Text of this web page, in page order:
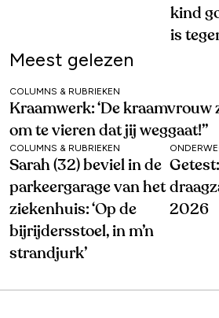
kind
is
Meest gelezen
COLUMNS & RUBRIEKEN
Kraamwerk: ‘De kraamvrouw
om te vieren dat jij weggaat!’’
COLUMNS & RUBRIEKEN
Sarah (32) beviel in de
parkeergarage van het
ziekenhuis: ‘Op de
bijrijdersstoel, in m’n
strandjurk’
2026